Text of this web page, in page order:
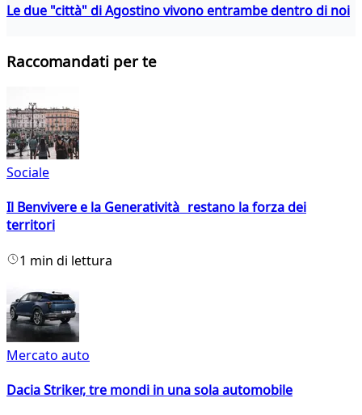
Le due "città" di Agostino vivono entrambe dentro di noi
Raccomandati per te
Sociale
Il Benvivere e la Generatività restano la forza dei
territori
1 min di lettura
Mercato auto
Dacia Striker, tre mondi in una sola automobile